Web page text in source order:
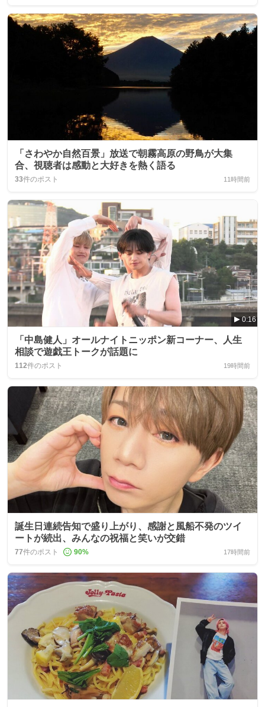
「さわやか自然百景」放送で朝霧高原の野鳥が大集
合、視聴者は感動と大好きを熱く語る
33件のポスト 11時間前
0:16
「中島健人」オールナイトニッポン新コーナー、人生
相談で遊戯王トークが話題に
112件のポスト 19時間前
誕生日連続告知で盛り上がり、感謝と風船不発のツイ
ートが続出、みんなの祝福と笑いが交錯
77件のポスト 90% 17時間前